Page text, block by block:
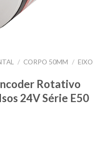
/ CORPO 50MM / EIXO
Rotativo
24V Série E50